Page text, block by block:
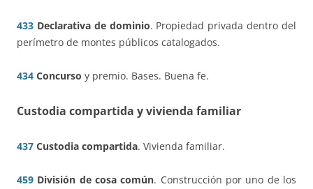
433 Declarativa de dominio. Propiedad privada dentro del
perímetro de montes públicos catalogados.
434 Concurso y premio. Bases. Buena fe.
Custodia compartida y vivienda familiar
437 Custodia compartida. Vivienda familiar.
459 División de cosa común. Construcción por uno de los